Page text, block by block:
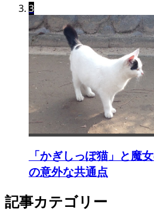
3
「かぎしっぽ猫」と魔
の意外な共通点
記事カテゴリー